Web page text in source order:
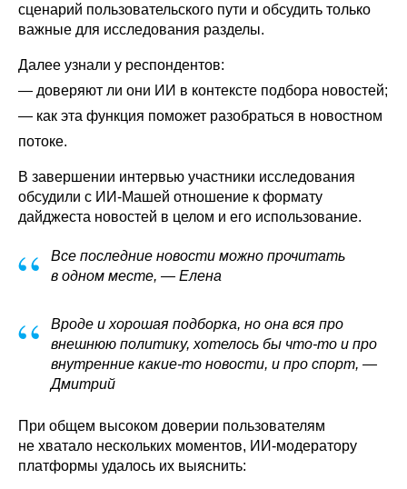
сценарий пользовательского пути и обсудить только
важные для исследования разделы.
Далее узнали у респондентов:
— доверяют ли они ИИ в контексте подбора новостей;
— как эта функция поможет разобраться в новостном
потоке.
В завершении интервью участники исследования
обсудили с ИИ-Машей отношение к формату
дайджеста новостей в целом и его использование.
“
Все последние новости можно прочитать
в одном месте, — Елена
“
Вроде и хорошая подборка, но она вся про
внешнюю политику, хотелось бы что-то и про
внутренние какие-то новости, и про спорт, —
Дмитрий
При общем высоком доверии пользователям
не хватало нескольких моментов, ИИ-модератору
платформы удалось их выяснить: